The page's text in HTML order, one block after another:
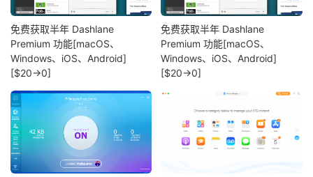
免费获取半年 Dashlane
Premium 功能[macOS、
Windows、iOS、Android]
[$20→0]
免费获取半年 Dashlane
Premium 功能[macOS、
Windows、iOS、Android]
[$20→0]